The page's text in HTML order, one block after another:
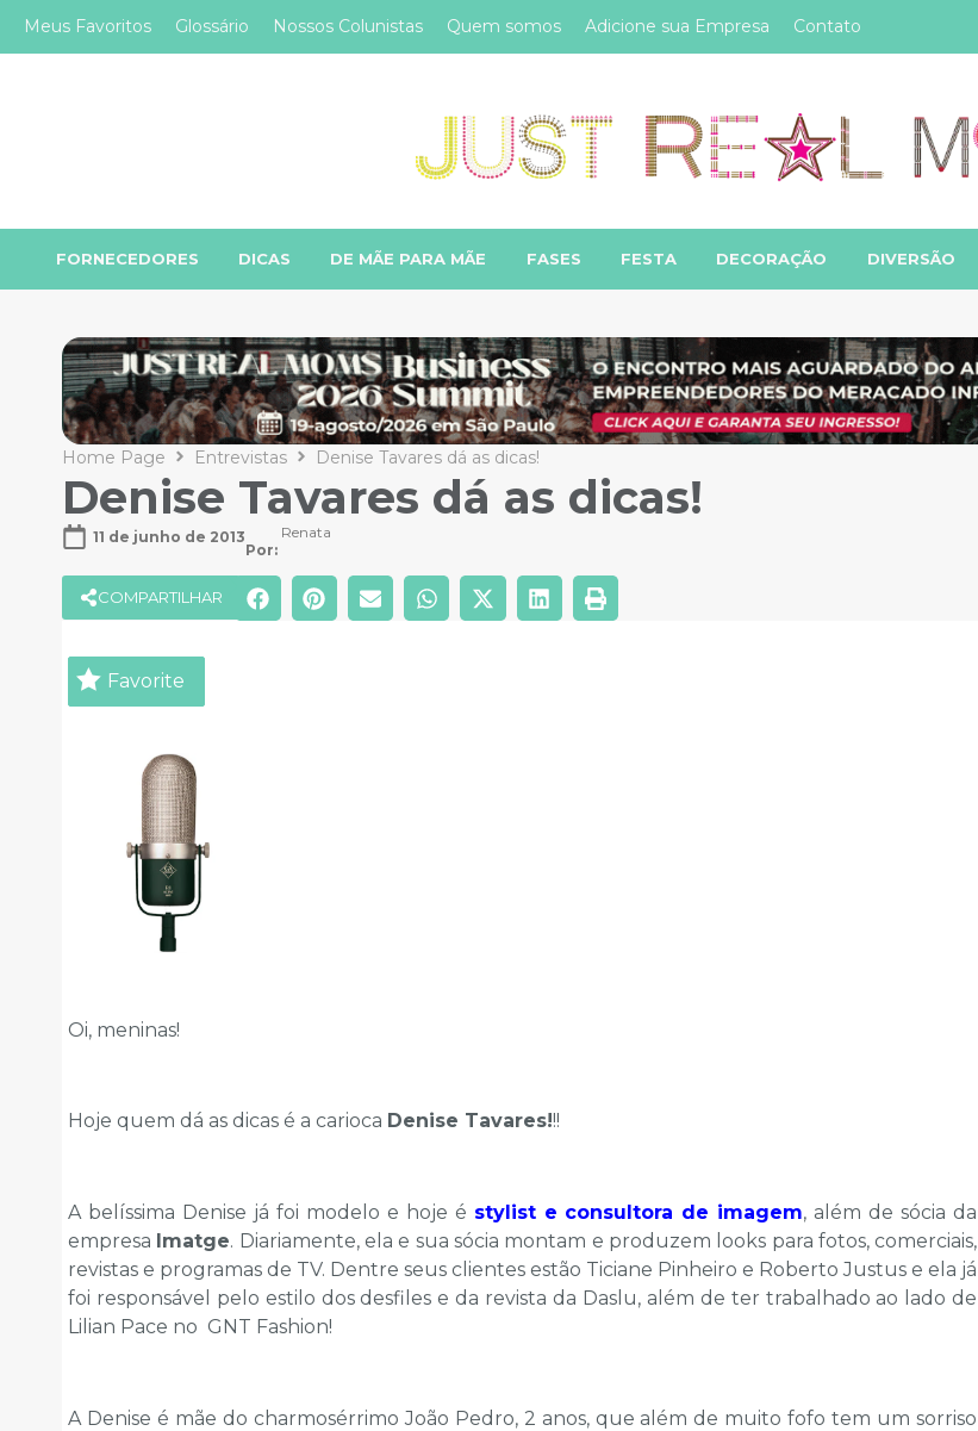
Meus Favoritos Glossário Nossos Colunistas Quem somos Adicione sua Empresa Contato
FORNECEDORES DICAS DE MÃE PARA MÃE FASES FESTA DECORAÇÃO DIVERSÃO
Home Page Entrevistas Denise Tavares dá as dicas!
Denise Tavares dá as dicas!
11 de junho de 2013
Por:
Renata
COMPARTILHAR
Favorite
Oi, meninas!
Hoje quem dá as dicas é a carioca Denise Tavares!!!
A belíssima Denise já foi modelo e hoje é stylist e consultora de imagem, além de sócia da
empresa Imatge. Diariamente, ela e sua sócia montam e produzem looks para fotos, comerciais,
revistas e programas de TV. Dentre seus clientes estão Ticiane Pinheiro e Roberto Justus e ela já
foi responsável pelo estilo dos desfiles e da revista da Daslu, além de ter trabalhado ao lado de
Lilian Pace no GNT Fashion!
A Denise é mãe do charmosérrimo João Pedro, 2 anos, que além de muito fofo tem um sorriso